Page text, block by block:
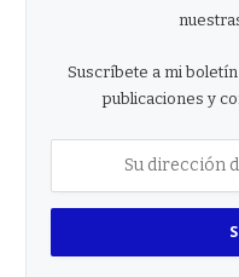
Suscríbete a mi
publicaciones y